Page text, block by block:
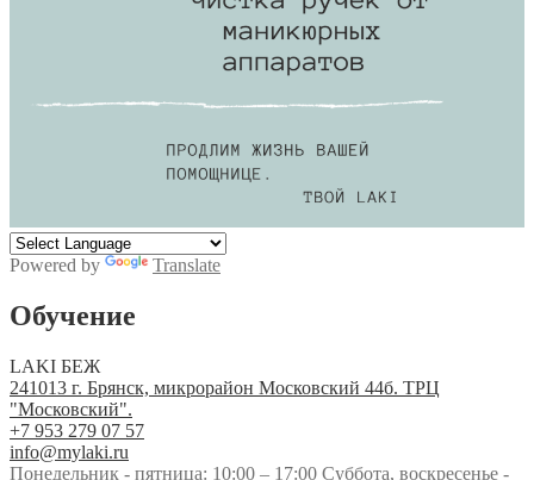
Powered by Translate
Обучение
LAKI БЕЖ
241013 г. Брянск, микрорайон Московский 44б. ТРЦ
"Московский".
+7 953 279 07 57
info@mylaki.ru
Понедельник - пятница: 10:00 – 17:00 Суббота, воскресенье -